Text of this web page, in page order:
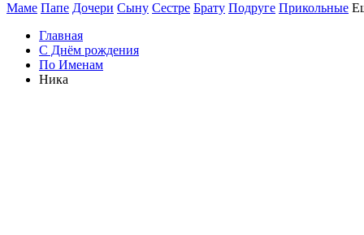
Маме Папе Дочери Сыну Сестре Брату Подруге Прикольные
Главная
С Днём рождения
По Именам
Ника